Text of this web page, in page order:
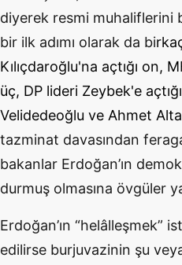
diyerek resmi muhaliflerini
bir ilk adımı olarak da bi
Kılıçdaroğlu'na açtığı on,
üç, DP lideri Zeybek'e
Velidedeoğlu ve Ahmet
tazminat davasından
bakanlar Erdoğan’ın
durmuş olmasına övgüler
Erdoğan’ın “helâlleşmek”
edilirse burjuvazinin şu